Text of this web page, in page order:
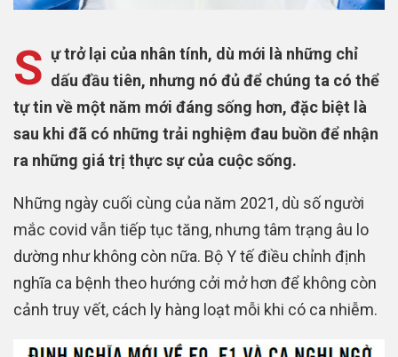
S ự trở lại của nhân tính, dù mới là những chỉ
dấu đầu tiên, nhưng nó đủ để chúng ta có thể
tự tin về một năm mới đáng sống hơn, đặc biệt là
sau khi đã có những trải nghiệm đau buồn để nhận
ra những giá trị thực sự của cuộc sống.
Những ngày cuối cùng của năm 2021, dù số người
mắc covid vẫn tiếp tục tăng, nhưng tâm trạng âu lo
dường như không còn nữa. Bộ Y tế điều chỉnh định
nghĩa ca bệnh theo hướng cởi mở hơn để không còn
cảnh truy vết, cách ly hàng loạt mỗi khi có ca nhiễm.